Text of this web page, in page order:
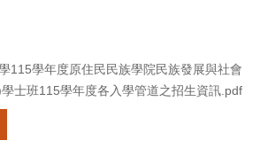
115學年度原住民民族學院民族發展與社會
士班115學年度各入學管道之招生資訊.pdf